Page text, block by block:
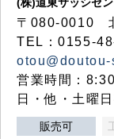
〒080-0010
TEL：0155-
営業時間：
日・他・土曜
販売可